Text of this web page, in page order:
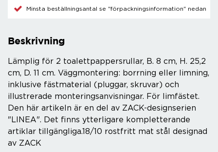
Minsta beställningsantal se "förpackningsinformation" nedan
Beskrivning
Lämplig för 2 toalettpappersrullar, B. 8 cm, H. 25,2
cm, D. 11 cm. Väggmontering: borrning eller limning,
inklusive fästmaterial (pluggar, skruvar) och
illustrerade monteringsanvisningar. För limfästet.
Den här artikeln är en del av ZACK-designserien
"LINEA". Det finns ytterligare kompletterande
artiklar tillgängliga.18/10 rostfritt mat stål designad
av ZACK